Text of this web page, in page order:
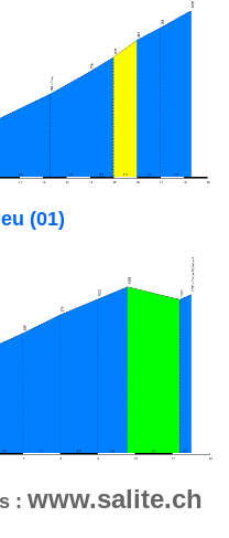
(01)
: www.salite.ch